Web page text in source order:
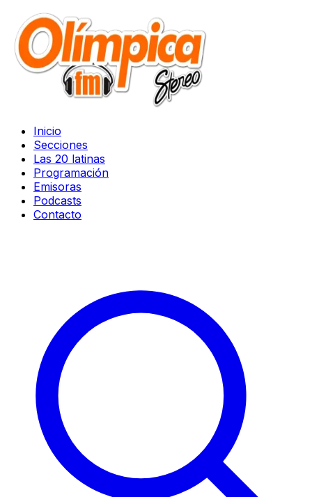
Inicio
Secciones
Las 20 latinas
Programación
Emisoras
Podcasts
Contacto